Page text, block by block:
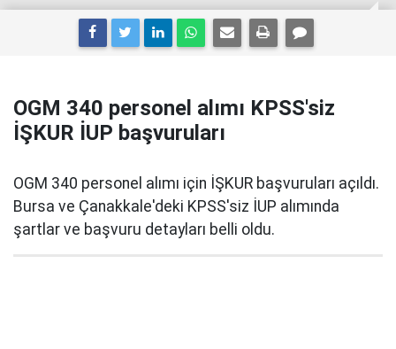
OGM 340 personel alımı KPSS'siz
İŞKUR İUP başvuruları
OGM 340 personel alımı için İŞKUR başvuruları açıldı.
Bursa ve Çanakkale'deki KPSS'siz İUP alımında
şartlar ve başvuru detayları belli oldu.